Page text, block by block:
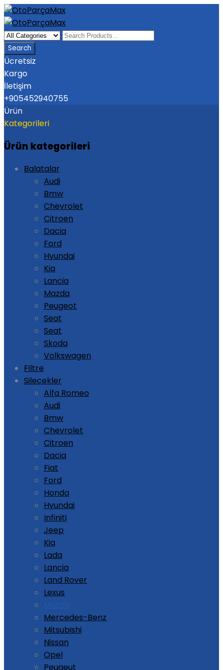
Ücretsiz
Kargo
İletişim
+905452940755
Ürün
Kategorileri
Ürün kategorileri
Balatalar
Audi
Bmw
Chevrolet
Citroen
Dacia
Ford
Hyundai
Kia
Lancia
Mazda
Peugeot
Seat
Seat
Skoda
Volkswagen
Filtre
Silecekler
Alfa Romeo
Audi
Bmw
Chevrolet
Citroen
Dacia
Fiat
Ford
Honda
Hyundai
Infiniti
Jeep
Kia
Lada
Lancia
Land Rover
Lexus
Mercedes-Benz
Mitsubishi
Nissan
Opel
Peugeut